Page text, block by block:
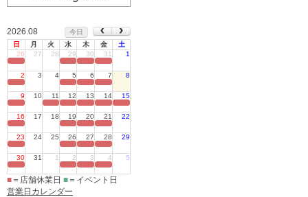
2026.08
今日
日
月 火 水 木 金
土
26
27 28 29 30 31 1
2 3 4 5 6 7 8
9 10 11 12 13 14 15
16 17 18 19 20 21 22
23 24 25 26 27 28 29
30 31 1 2 3 4 5
■ ＝店舗休業日 ■ ＝イベント日
営業日カレンダー